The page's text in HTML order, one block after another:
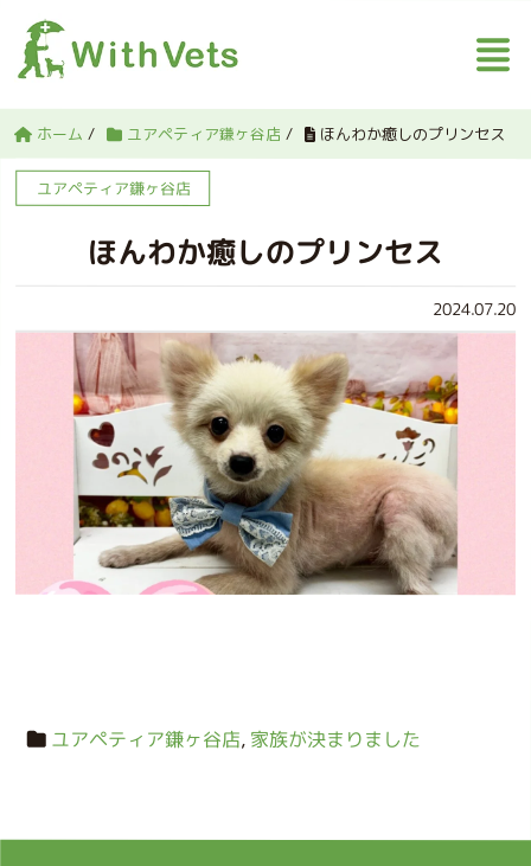
ホーム / ユアペティア鎌ヶ谷店 / ほんわか癒しのプリンセス
ユアペティア鎌ヶ谷店
ほんわか癒しのプリンセス
2024.07.20
ユアペティア鎌ヶ谷店, 家族が決まりました